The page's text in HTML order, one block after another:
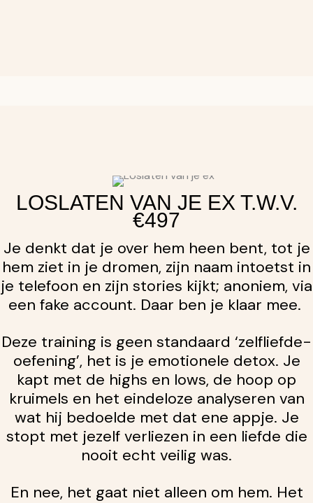
LOSLATEN VAN JE EX T.W.V.
€497
Je denkt dat je over hem heen bent, tot je
hem ziet in je dromen, zijn naam intoetst in
je telefoon en zijn stories kijkt; anoniem, via
een fake account. Daar ben je klaar mee.
Deze training is geen standaard ‘zelfliefde-
oefening’, het is je emotionele detox. Je
kapt met de highs en lows, de hoop op
kruimels en het eindeloze analyseren van
wat hij bedoelde met dat ene appje. Je
stopt met jezelf verliezen in een liefde die
nooit echt veilig was.
En nee, het gaat niet alleen om hem. Het